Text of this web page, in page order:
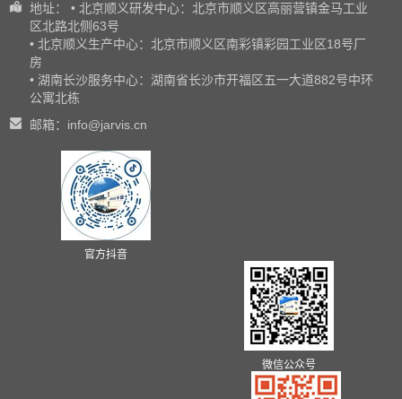
地址： • 北京顺义研发中心：北京市顺义区高丽营镇金马工业
区北路北侧63号
• 北京顺义生产中心：北京市顺义区南彩镇彩园工业区18号厂
房
• 湖南长沙服务中心：湖南省长沙市开福区五一大道882号中环
公寓北栋
邮箱：info@jarvis.cn
官方抖音
微信公众号